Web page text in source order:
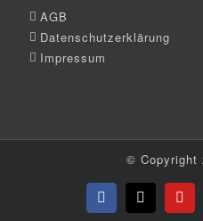
AGB
Datenschutzerklärung
Impressum
© Copyright
Facebook
X